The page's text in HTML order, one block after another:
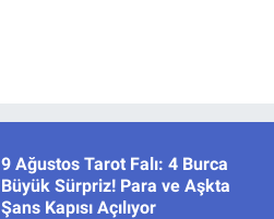
9 Ağustos Tarot Falı: 4 Burca
Büyük Sürpriz! Para ve Aşkta
Şans Kapısı Açılıyor